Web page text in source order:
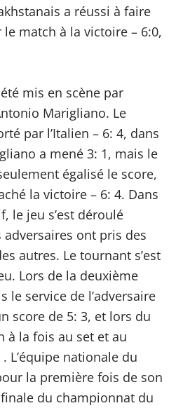
a réussi à faire
match à la victoire – 6:0,
mis en scène par
Marigliano. Le
par l’Italien – 6: 4, dans
a mené 3: 1, mais le
égalisé le score,
la victoire – 6: 4. Dans
le jeu s’est déroulé
ont pris des
autres. Le tournant s’est
Lors de la deuxième
le service de l’adversaire
score de 5: 3, et lors du
à la fois au set et au
L’équipe nationale du
la première fois de son
du championnat du